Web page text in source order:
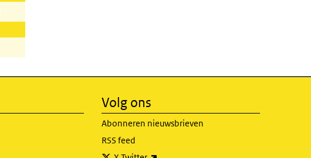
Volg ons
Abonneren nieuwsbrieven
RSS feed